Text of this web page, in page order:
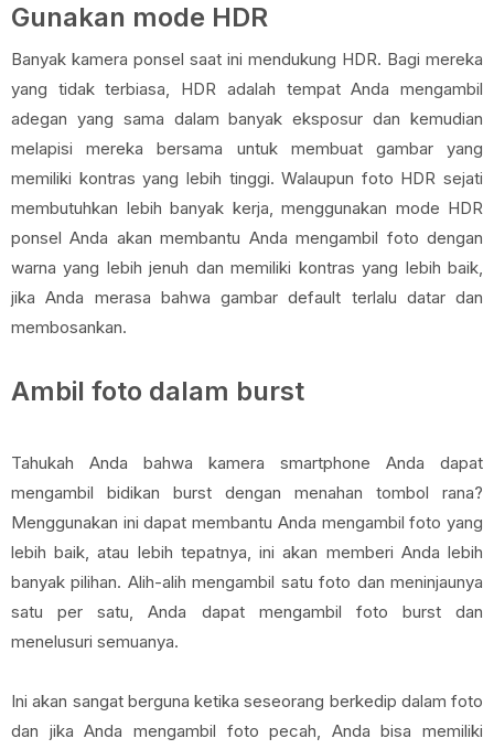
Gunakan mode HDR
Banyak kamera ponsel saat ini mendukung HDR. Bagi mereka
yang tidak terbiasa, HDR adalah tempat Anda mengambil
adegan yang sama dalam banyak eksposur dan kemudian
melapisi mereka bersama untuk membuat gambar yang
memiliki kontras yang lebih tinggi. Walaupun foto HDR sejati
membutuhkan lebih banyak kerja, menggunakan mode HDR
ponsel Anda akan membantu Anda mengambil foto dengan
warna yang lebih jenuh dan memiliki kontras yang lebih baik,
jika Anda merasa bahwa gambar default terlalu datar dan
membosankan.
Ambil foto dalam burst
Tahukah Anda bahwa kamera smartphone Anda dapat
mengambil bidikan burst dengan menahan tombol rana?
Menggunakan ini dapat membantu Anda mengambil foto yang
lebih baik, atau lebih tepatnya, ini akan memberi Anda lebih
banyak pilihan. Alih-alih mengambil satu foto dan meninjaunya
satu per satu, Anda dapat mengambil foto burst dan
menelusuri semuanya.
Ini akan sangat berguna ketika seseorang berkedip dalam foto
dan jika Anda mengambil foto pecah, Anda bisa memiliki